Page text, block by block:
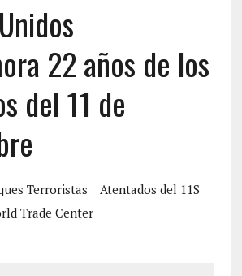
22 años de los
del 11 de
Terroristas
Atentados del 11S
Trade Center